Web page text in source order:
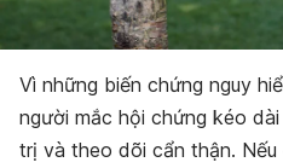
Vì những biến chứng nguy
người mắc hội chứng kéo
trị và theo dõi cẩn thận.